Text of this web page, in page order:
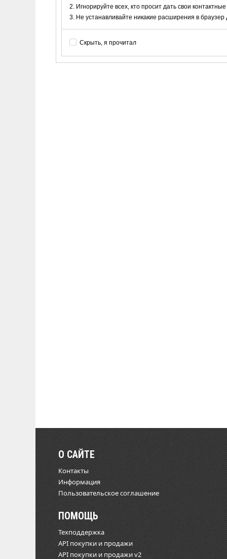
Игнорируйте всех, кто просит дать свои
Не устанавливайте никакие расширения в
Скрыть, я прочитал
О САЙТЕ
Контакты
Информация
Пользовательское соглашение
ПОМОЩЬ
Техподдержка
API покупки и продажи
API покупки и продажи v2